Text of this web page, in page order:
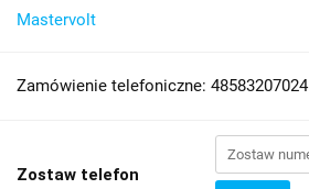
Mastervolt
Zamówienie telefoniczne: 48583207024
Zostaw telefon